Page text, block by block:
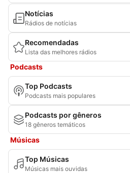
Notícias
Rádios de notícias
Recomendadas
Lista das melhores rádios
Podcasts
Top Podcasts
Podcasts mais populares
Podcasts por gêneros
18 gêneros temáticos
Músicas
Top Músicas
Músicas mais ouvidas